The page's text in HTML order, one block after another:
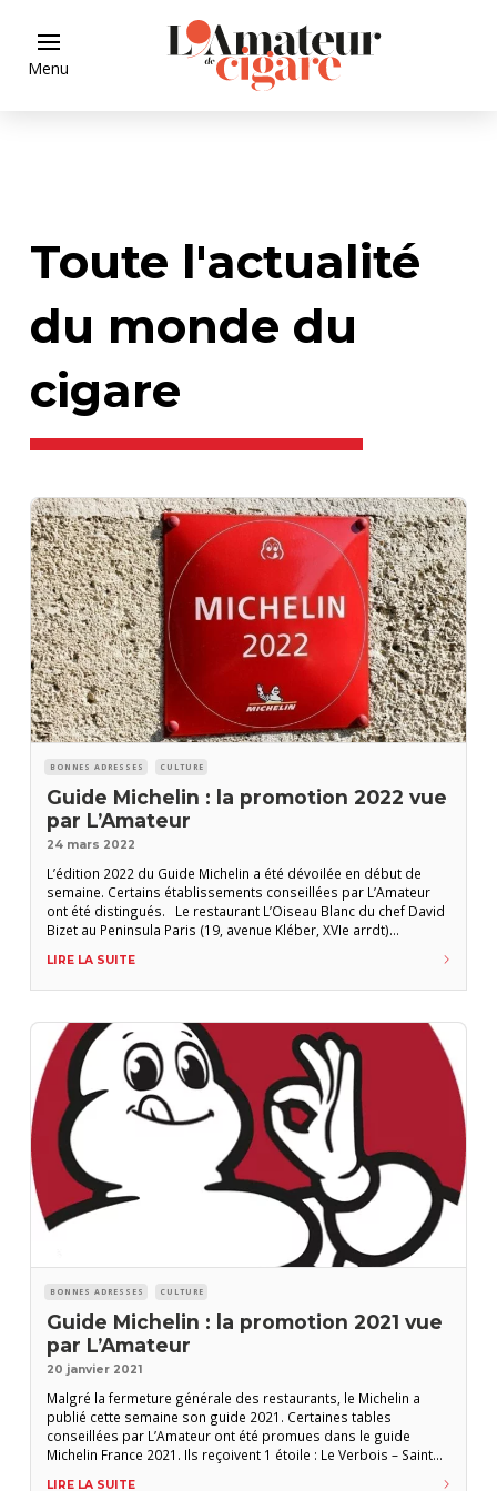
Menu
Toute l'actualité
du monde du
cigare
BONNES ADRESSES CULTURE
Guide Michelin : la promotion 2022 vue
par L’Amateur
24 mars 2022
L’édition 2022 du Guide Michelin a été dévoilée en début de
semaine. Certains établissements conseillées par L’Amateur
ont été distingués. Le restaurant L’Oiseau Blanc du chef David
Bizet au Peninsula Paris (19, avenue Kléber, XVIe arrdt)
deuxième étoiles. Le restaurant Les Foudres – Hôtel Chais
Monnet (50, avenue Paul
LIRE LA SUITE
BONNES ADRESSES CULTURE
Guide Michelin : la promotion 2021 vue
par L’Amateur
20 janvier 2021
Malgré la fermeture générale des restaurants, le Michelin a
publié cette semaine son guide 2021. Certaines tables
conseillées par L’Amateur ont été promues dans le guide
Michelin France 2021. Ils reçoivent 1 étoile : Le Verbois – Saint
LIRE LA SUITE